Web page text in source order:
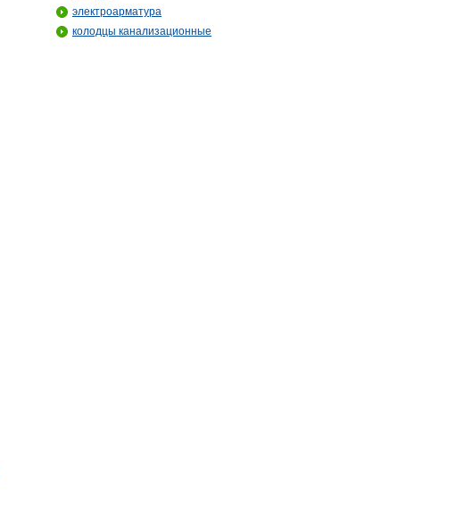
электроарматура
колодцы канализационные